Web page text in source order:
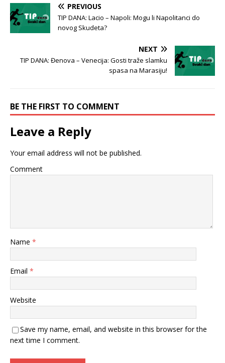
PREVIOUS
TIP DANA: Lacio – Napoli: Mogu li Napolitanci do
novog Skudeta?
NEXT
TIP DANA: Đenova – Venecija: Gosti traže slamku
spasa na Marasiju!
BE THE FIRST TO COMMENT
Leave a Reply
Your email address will not be published.
Comment
Name *
Email *
Website
Save my name, email, and website in this browser for the
next time I comment.